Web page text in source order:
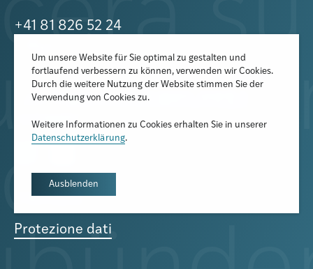
+41 81 826 52 24
Il plurilinguismo nei Grigioni: onere o
Impressum
Protezione dati
Um unsere Website für Sie optimal zu gestalten und
fortlaufend verbessern zu können, verwenden wir Cookies.
Durch die weitere Nutzung der Website stimmen Sie der
Verwendung von Cookies zu.
Weitere Informationen zu Cookies erhalten Sie in unserer
Datenschutzerklärung.
Ausblenden